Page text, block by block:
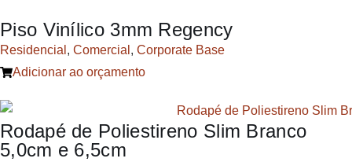
Piso Vinílico 3mm Regency
Residencial , Comercial , Corporate Base
Adicionar ao orçamento
Rodapé de Poliestireno Slim Branco
5,0cm e 6,5cm